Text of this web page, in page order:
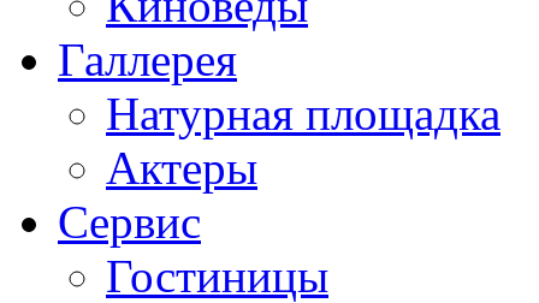
Галлерея
Натурная площадка
Актеры
Сервис
Гостиницы